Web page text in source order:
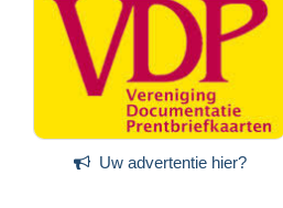
Uw advertentie hier?